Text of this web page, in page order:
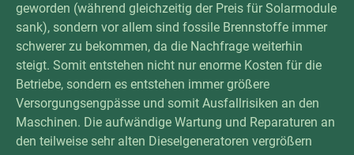
geworden (während gleichzeitig der Preis für Solarmodule
sank), sondern vor allem sind fossile Brennstoffe immer
schwerer zu bekommen, da die Nachfrage weiterhin
steigt. Somit entstehen nicht nur enorme Kosten für die
Betriebe, sondern es entstehen immer größere
Versorgungsengpässe und somit Ausfallrisiken an den
Maschinen. Die aufwändige Wartung und Reparaturen an
den teilweise sehr alten Dieselgeneratoren vergrößern